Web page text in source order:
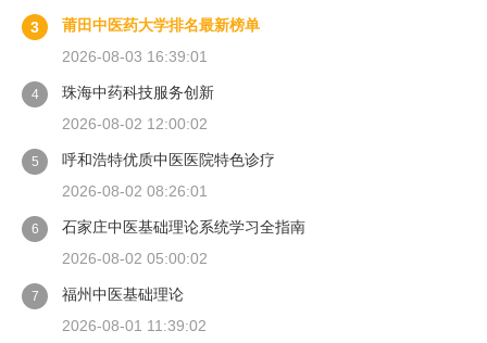
3
莆田中医药大学排名最新榜单
2026-08-03 16:39:01
4
珠海中药科技服务创新
2026-08-02 12:00:02
5
呼和浩特优质中医医院特色诊疗
2026-08-02 08:26:01
6
石家庄中医基础理论系统学习全指南
2026-08-02 05:00:02
7
福州中医基础理论
2026-08-01 11:39:02